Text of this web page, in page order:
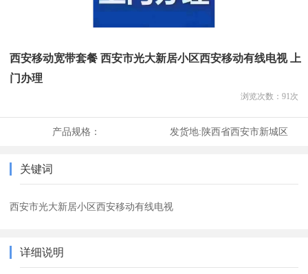
西安移动宽带套餐 西安市光大新居小区西安移动有线电视 上
门办理
浏览次数： 91 次
产品规格： 发货地:陕西省西安市新城区
关键词
西安市光大新居小区西安移动有线电视
详细说明